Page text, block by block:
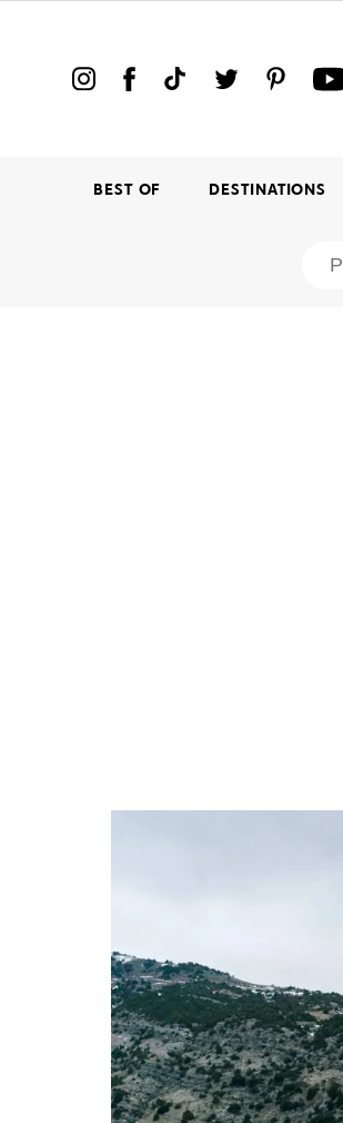
BEST OF DESTINATIONS